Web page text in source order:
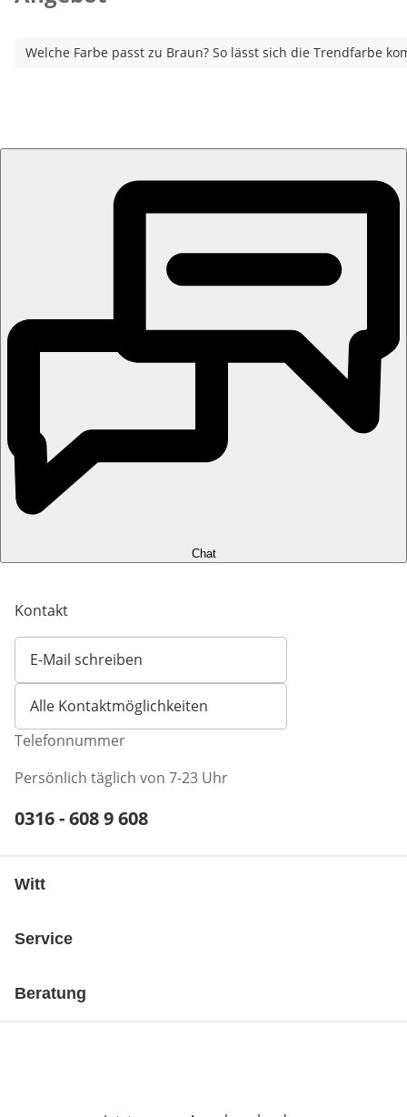
Welche Farbe passt zu Braun? So lässt sich die Trendfarbe
Chat
Kontakt
E-Mail schreiben
Öffnet E-Mail-Client
Alle Kontaktmöglichkeiten
Telefonnummer
Persönlich täglich von 7-23 Uhr
Telefonnummer:
0316 - 608 9 608
Witt
Service
Beratung